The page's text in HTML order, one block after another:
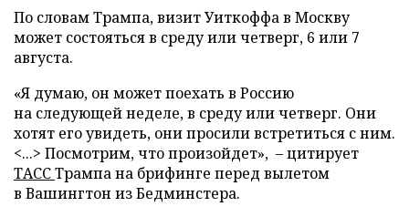
По словам Трампа, визит Уиткоффа в Москву
может состояться в среду или четверг, 6 или 7
августа.
«Я думаю, он может поехать в Россию
на следующей неделе, в среду или четверг. Они
хотят его увидеть, они просили встретиться с ним.
<...> Посмотрим, что произойдет», – цитирует
ТАССТрампа на брифинге перед вылетом
в Вашингтон из Бедминстера.